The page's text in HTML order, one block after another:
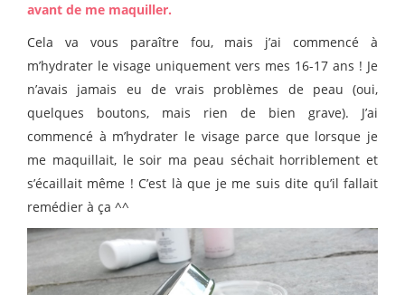
avant de me maquiller.
Cela va vous paraître fou, mais j’ai commencé à
m’hydrater le visage uniquement vers mes 16-17 ans ! Je
n’avais jamais eu de vrais problèmes de peau (oui,
quelques boutons, mais rien de bien grave). J’ai
commencé à m’hydrater le visage parce que lorsque je
me maquillait, le soir ma peau séchait horriblement et
s’écaillait même ! C’est là que je me suis dite qu’il fallait
remédier à ça ^^